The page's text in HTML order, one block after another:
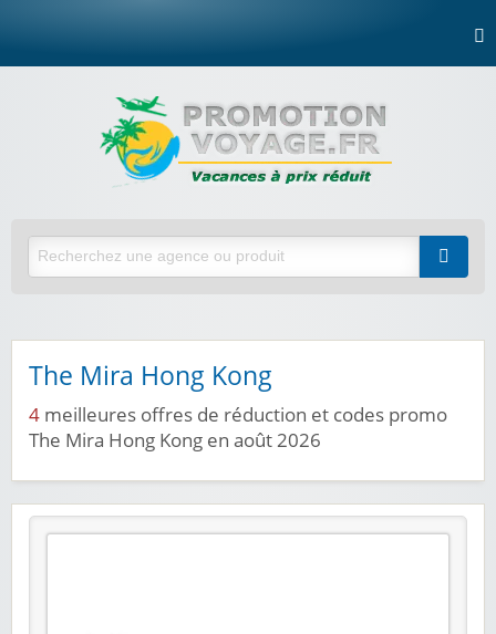
The Mira Hong Kong
4 meilleures offres de réduction et codes promo
The Mira Hong Kong en août 2026